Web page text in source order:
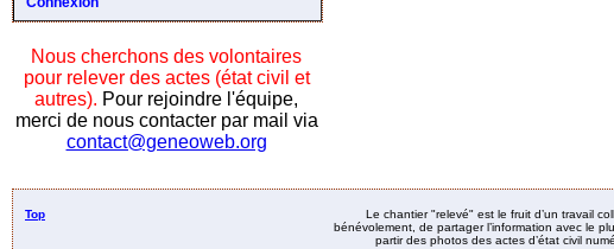
Nous cherchons des volontaires
pour relever des actes (état civil et
autres). Pour rejoindre l'équipe,
merci de nous contacter par mail via
contact@geneoweb.org
Top
Le chantier "relevé" est le fruit d’un travail
bénévolement, de partager l’information avec le
partir des photos des actes d’état civil